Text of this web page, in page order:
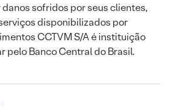
sofridos por seus clientes,
disponibilizados por
CCTVM S/A é instituição
pelo Banco Central do Brasil.